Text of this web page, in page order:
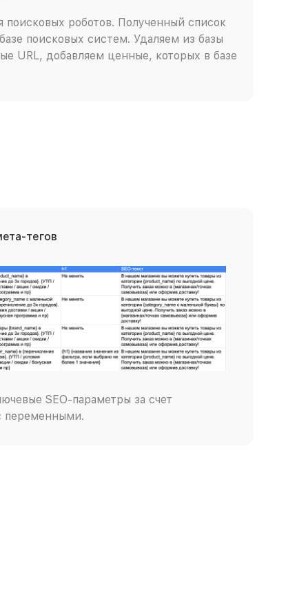
роботов. Полученный список
поисковых систем. Удаляем из базы
URL, добавляем ценные, которых в базе
тегов
SEO-параметры за счет
переменными.